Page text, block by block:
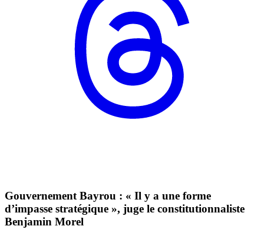
Gouvernement Bayrou : « Il y a une forme
d’impasse stratégique », juge le constitutionnaliste
Benjamin Morel